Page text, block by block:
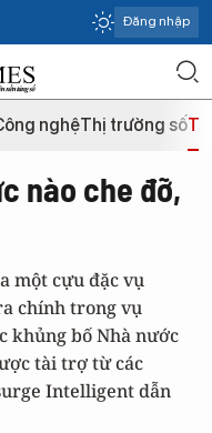
Đăng nhập
nghệThị trường số
nào che đỡ,
một cựu đặc vụ
chính trong vụ
khủng bố Nhà nước
tài trợ từ các
Intelligent dẫn